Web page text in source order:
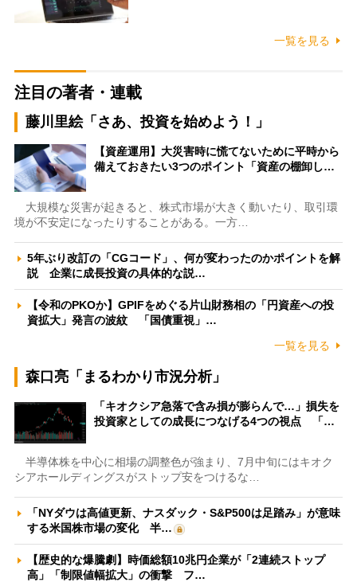
一覧を見る
注目の著者・連載
藤川里絵「さあ、投資を始めよう！」
【資産運用】大災害時に慌てないために平時から
備えておきたい3つのポイント「資産の棚卸し…
大規模な災害が起きると、株式市場が大きく動いたり、取引環
境が不安定になったりすることがある。一方…
5年ぶり改訂の「CGコード」、何が変わったのかポイントを解
説 企業に成長投資の具体的な説…
【令和のPKOか】GPIFをめぐる片山財務相の「円資産への投
資拡大」発言の波紋 「国債重視」…
一覧を見る
森口亮「まるわかり市況分析」
「キオクシア急落で含み損が膨らんで…」損失を
投資家としての成長につなげる4つの視点 「…
半導体株を中心に相場の調整色が強まり、7月中旬にはキオク
シアホールディングスがストップ安をつけるな…
「NYダウは高値更新、ナスダック・S&P500は足踏み」が意味
する米国株市場の変化 半…
【歴史的な爆騰劇】時価総額10兆円企業が「2連続ストップ
高」「制限値幅拡大」の衝撃 フ…